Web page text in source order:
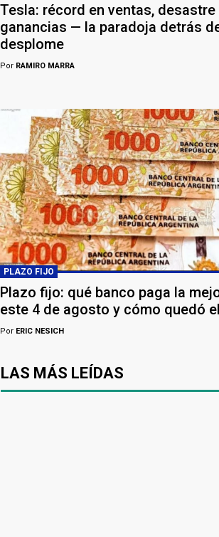
Tesla: récord en ventas, desastre
ganancias — la paradoja detrás
desplome
Por RAMIRO MARRA
PLAZO FIJO
Plazo fijo: qué banco paga la
este 4 de agosto y cómo quedó
Por ERIC NESICH
LAS MÁS LEÍDAS